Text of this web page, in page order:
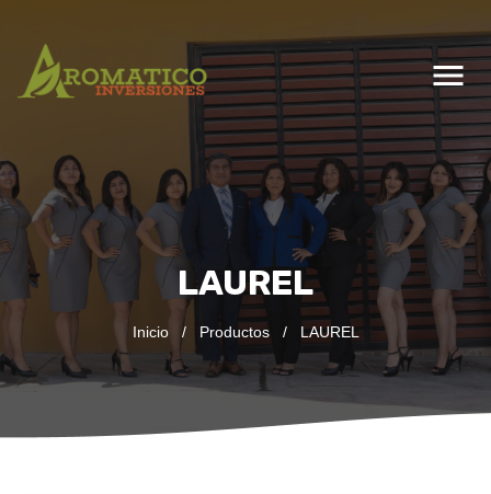
menu
LAUREL
Inicio / Productos / LAUREL